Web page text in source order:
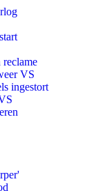
VS
ingestort